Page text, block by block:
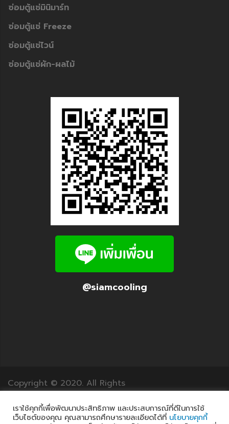
ซ่อมตู้แช่มินิมาร์ท
ซ่อมตู้แช่ Freeze
ซ่อมตู้แช่ไวน์
ซ่อมตู้แช่ผัก-ผลไม้
@siamcooling
Copyright © 2020. All Rights
Reserved.12Translation.com
เราใช้คุกกี้เพื่อพัฒนาประสิทธิภาพ และประสบการณ์ที่ดีในการใช้
เว็บไซต์ของคุณ คุณสามารถศึกษารายละเอียดได้ที่ นโยบายคุกกี้